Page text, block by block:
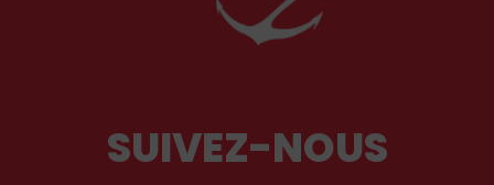
SUIVEZ-NOUS